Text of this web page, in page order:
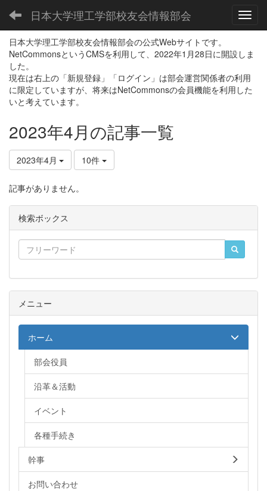
日本大学理工学部校友会情報部会
日本大学理工学部校友会情報部会の公式Webサイトです。
NetCommonsというCMSを利用して、2022年1月28日に開設しま
した。
現在は右上の「新規登録」「ログイン」は部会運営関係者の利用
に限定していますが、将来はNetCommonsの会員機能を利用した
いと考えています。
2023年4月の記事一覧
2023年4月 10件
記事がありません。
検索ボックス
メニュー
ホーム
部会役員
沿革＆活動
イベント
各種手続き
幹事
お問い合わせ